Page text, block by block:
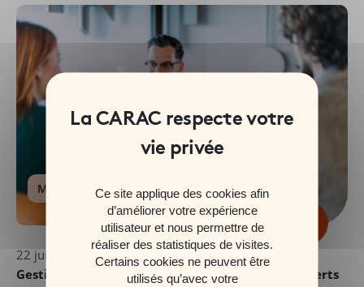
Mutuelle
22 juillet 2026
Gestion pilotée : confiez votre épargne à des experts
Ce site applique des cookies afin
d’améliorer votre expérience
utilisateur et nous permettre de
réaliser des statistiques de visites.
Certains cookies ne peuvent être
utilisés qu’avec votre